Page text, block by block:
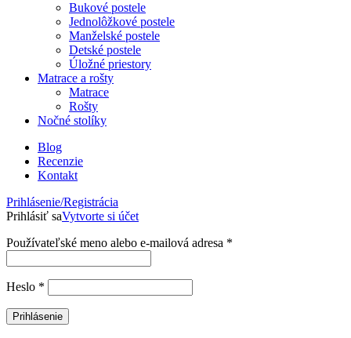
Bukové postele
Jednolôžkové postele
Manželské postele
Detské postele
Úložné priestory
Matrace a rošty
Matrace
Rošty
Nočné stolíky
Blog
Recenzie
Kontakt
Prihlásenie/Registrácia
Prihlásiť saVytvorte si účet
Používateľské meno alebo e-mailová adresa *
Heslo *
Prihlásenie